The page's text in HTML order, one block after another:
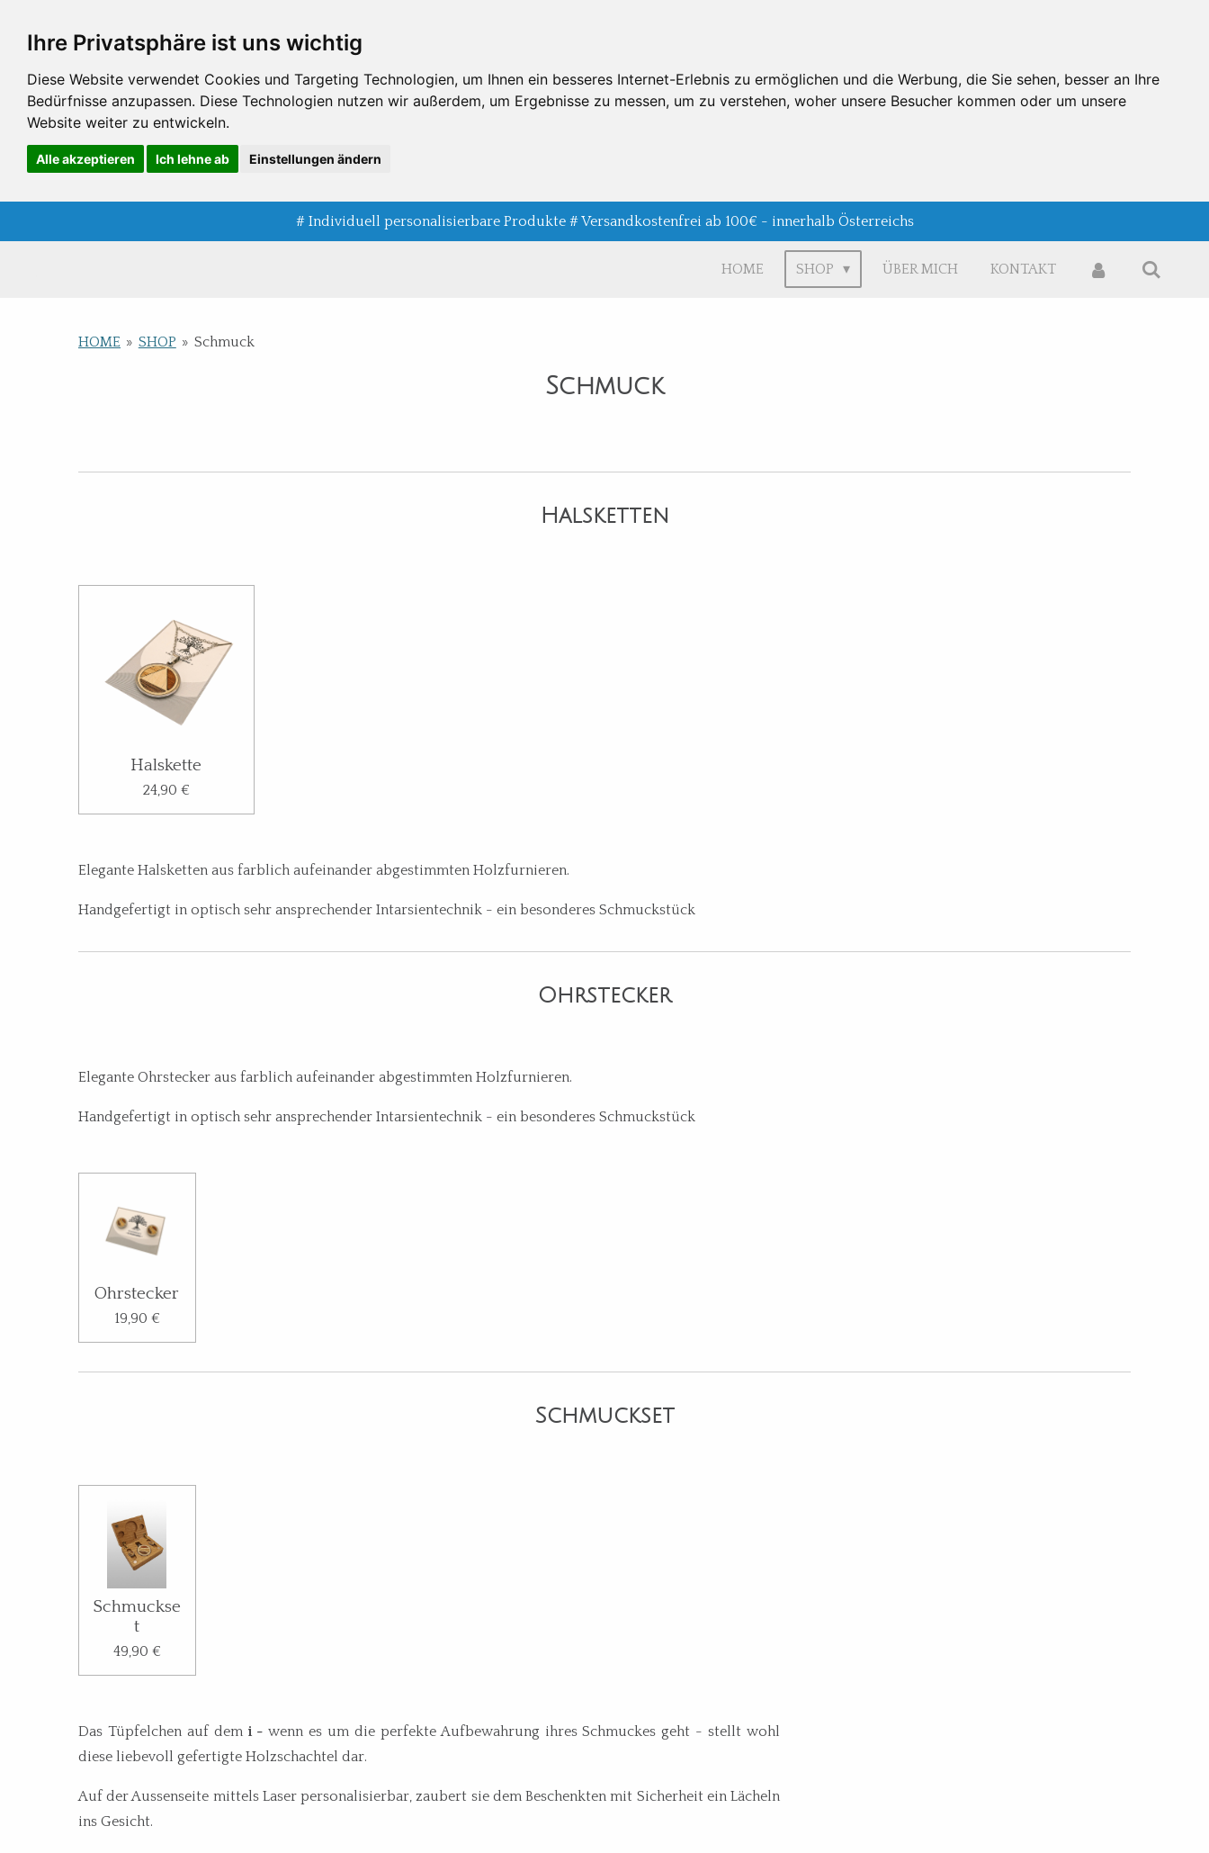
Ihre Privatsphäre ist uns wichtig
Diese Website verwendet Cookies und Targeting Technologien, um Ihnen ein besseres Internet-Erlebnis zu ermöglichen und die Werbung, die Sie sehen, besser an Ihre
Bedürfnisse anzupassen. Diese Technologien nutzen wir außerdem, um Ergebnisse zu messen, um zu verstehen, woher unsere Besucher kommen oder um unsere
Website weiter zu entwickeln.
Alle akzeptieren Ich lehne ab Einstellungen ändern
Hauptinhalt
springen
# Individuell personalisierbare Produkte # Versandkostenfrei ab 100€ - innerhalb Österreichs
HOME SHOP ÜBER MICH KONTAKT
HOME » SHOP » Schmuck
Schmuck
Halsketten
Halskette
24,90 €
Elegante Halsketten aus farblich aufeinander abgestimmten Holzfurnieren.
Handgefertigt in optisch sehr ansprechender Intarsientechnik - ein besonderes Schmuckstück
Ohrstecker
Elegante Ohrstecker aus farblich aufeinander abgestimmten Holzfurnieren.
Handgefertigt in optisch sehr ansprechender Intarsientechnik - ein besonderes Schmuckstück
Ohrstecker
19,90 €
Schmuckset
Schmuckse
t
49,90 €
Das Tüpfelchen auf dem i -wenn es um die perfekte Aufbewahrung ihres Schmuckes geht - stellt wohl
diese liebevoll gefertigte Holzschachtel dar.
Auf der Aussenseite mittels Laser personalisierbar, zaubert sie dem Beschenkten mit Sicherheit ein Lächeln
ins Gesicht.